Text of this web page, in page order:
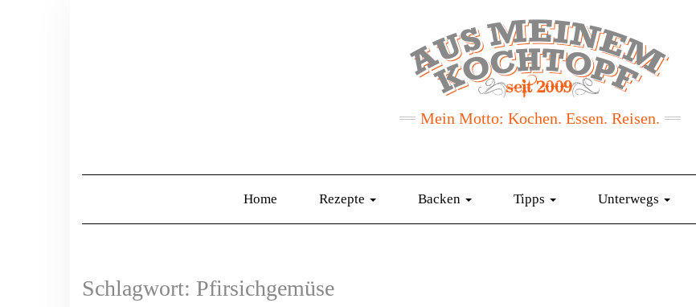
Mein Motto: Kochen. Essen. Reisen.
Home Rezepte Backen Tipps Unterwegs
Schlagwort: Pfirsichgemüse